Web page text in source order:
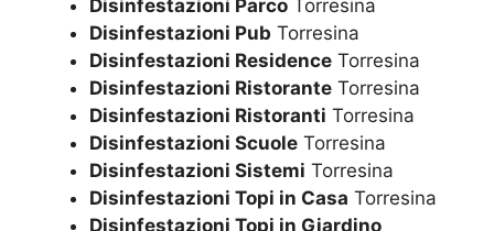
Disinfestazioni Parco Torresina
Disinfestazioni Pub Torresina
Disinfestazioni Residence Torresina
Disinfestazioni Ristorante Torresina
Disinfestazioni Ristoranti Torresina
Disinfestazioni Scuole Torresina
Disinfestazioni Sistemi Torresina
Disinfestazioni Topi in Casa Torresina
Disinfestazioni Topi in Giardino